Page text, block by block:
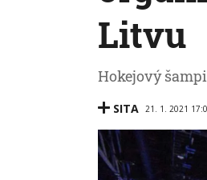
Litvu
Hokejový
SITA 21. 1. 2021